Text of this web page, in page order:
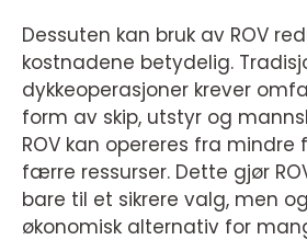
Dessuten kan bruk av ROV
kostnadene betydelig.
dykkeoperasjoner krever
form av skip, utstyr og
ROV kan opereres fra
færre ressurser. Dette gjør
bare til et sikrere valg, men
økonomisk alternativ for